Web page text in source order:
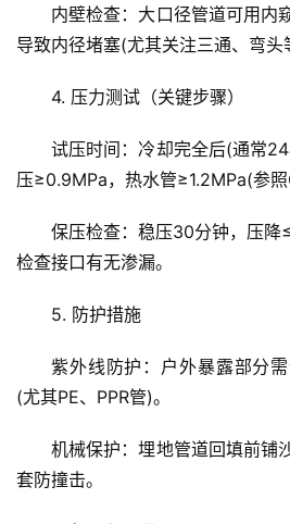
分
列
快
页
投稿
内壁检查：大口径管道可用内
导致内径堵塞(尤其关注三通、弯头
4. 压力测试（关键步骤）
试压时间：冷却完全后(通常
压≥0.9MPa，热水管≥1.2MPa(参
保压检查：稳压30分钟，压
检查接口有无渗漏。
5. 防护措施
紫外线防护：户外暴露部分
(尤其PE、PPR管)。
机械保护：埋地管道回填前铺
套防撞击。